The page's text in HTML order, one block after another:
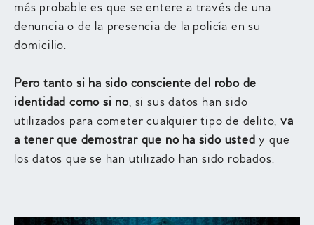
más probable es que se entere a través de una
denuncia o de la presencia de la policía en su
domicilio.
Pero tanto si ha sido consciente del robo de
identidad como si no, si sus datos han sido
utilizados para cometer cualquier tipo de delito, va
a tener que demostrar que no ha sido usted y que
los datos que se han utilizado han sido robados.